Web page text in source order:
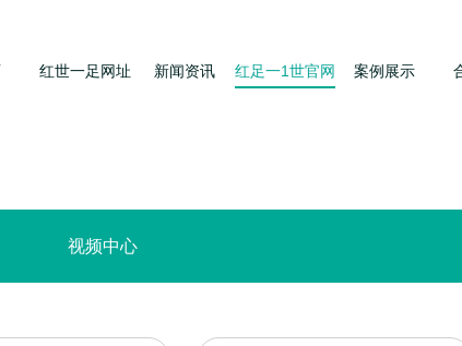
红世一足网址 新闻资讯 红足一1世官网 案例展示
视频中心